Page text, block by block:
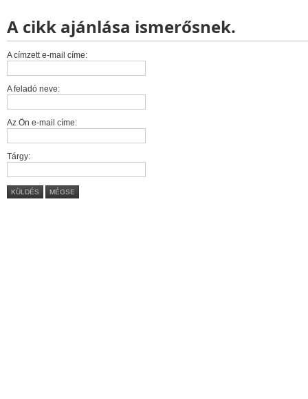
A cikk ajánlása ismerősnek.
A címzett e-mail címe:
A feladó neve:
Az Ön e-mail címe:
Tárgy:
KÜLDÉS MÉGSE